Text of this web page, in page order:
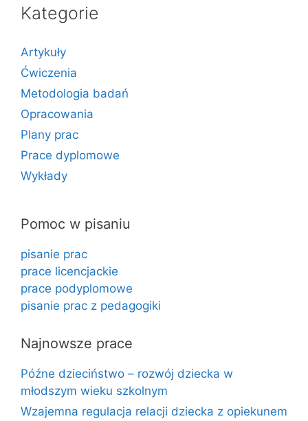
Kategorie
Artykuły
Ćwiczenia
Metodologia badań
Opracowania
Plany prac
Prace dyplomowe
Wykłady
Pomoc w pisaniu
pisanie prac
prace licencjackie
prace podyplomowe
pisanie prac z pedagogiki
Najnowsze prace
Późne dzieciństwo – rozwój dziecka w
młodszym wieku szkolnym
Wzajemna regulacja relacji dziecka z opiekunem